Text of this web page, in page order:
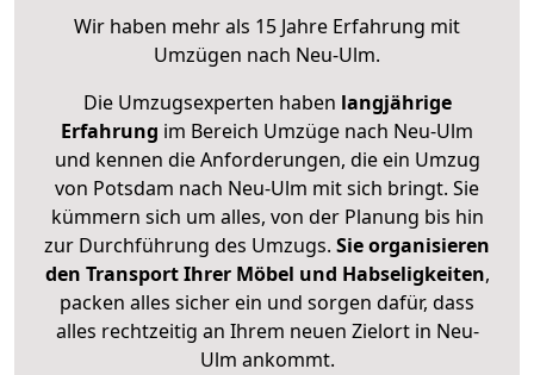
Wir haben mehr als 15 Jahre Erfahrung mit
Umzügen nach Neu-Ulm.
Die Umzugsexperten haben langjährige
Erfahrung im Bereich Umzüge nach Neu-Ulm
und kennen die Anforderungen, die ein Umzug
von Potsdam nach Neu-Ulm mit sich bringt. Sie
kümmern sich um alles, von der Planung bis hin
zur Durchführung des Umzugs. Sie organisieren
den Transport Ihrer Möbel und Habseligkeiten,
packen alles sicher ein und sorgen dafür, dass
alles rechtzeitig an Ihrem neuen Zielort in Neu-
Ulm ankommt.